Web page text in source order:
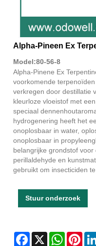
Alpha-Pineen Ex
Model:80-56-8
Alpha-Pinene Ex
voorkomende
verkregen door destillatie
kleurloze vloeistof met
speciaal
hydrogenering heeft het
onoplosbaar in water,
onoplosbaar in
belangrijke grondstof
perillaldehyde en
gebruikt om insecticiden
Stuur onderzoek
Facebook
X WhatsApp